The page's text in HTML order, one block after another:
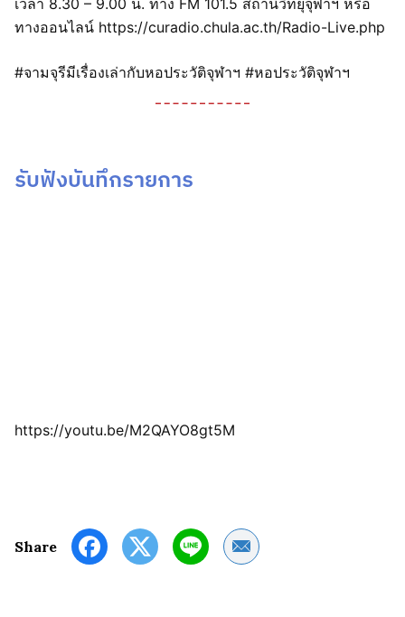
ทางออนไลน์ https://curadio.chula.ac.th/Radio-Live.php
#จามจุรีมีเรื่องเล่ากับหอประวัติจุฬาฯ​ #หอประวัติจุฬาฯ
รับฟังบันทึกรายการ
https://youtu.be/M2QAYO8gt5M
Share Share by Email